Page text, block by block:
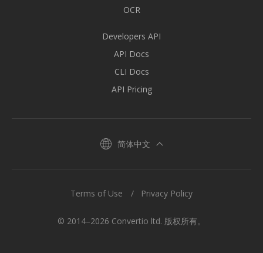
OCR
Developers API
API Docs
CLI Docs
API Pricing
简体中文
© 2014–2026 Convertio ltd. 版权所有。
Terms of Use Privacy Policy